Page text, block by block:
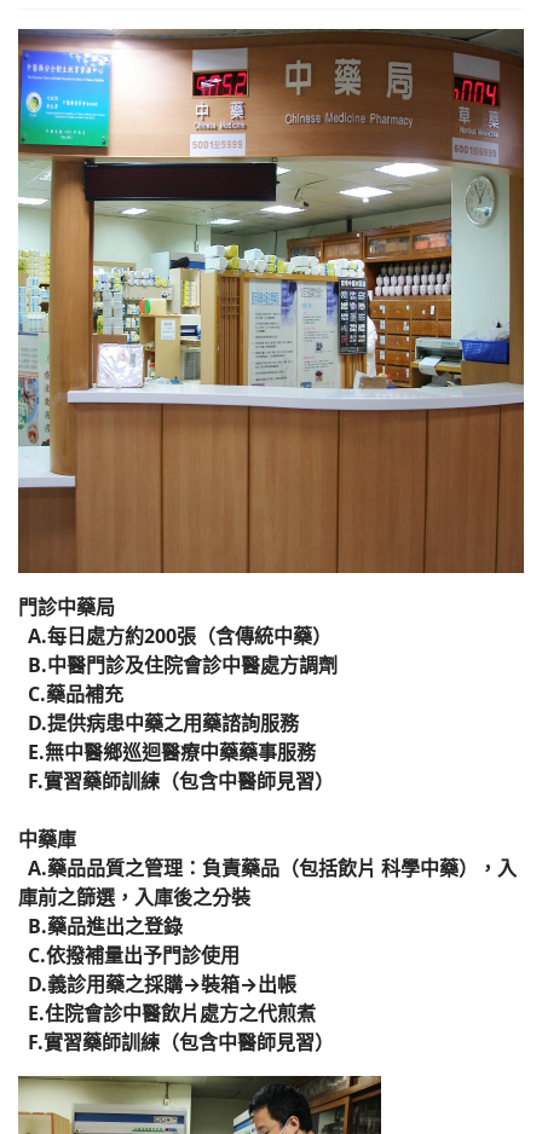
藥品異動
榮譽榜
醫療團隊(all)文章對應模組
藥委會公告
門診中藥局
A.每日處方約200張（含傳統中藥）
B.中醫門診及住院會診中醫處方調劑
C.藥品補充
D.提供病患中藥之用藥諮詢服務
E.無中醫鄉巡迴醫療中藥藥事服務
F.實習藥師訓練（包含中醫師見習）
中藥庫
A.藥品品質之管理：負責藥品（包括飲片 科學中藥），入
庫前之篩選，入庫後之分裝
B.藥品進出之登錄
C.依撥補量出予門診使用
D.義診用藥之採購→裝箱→出帳
E.住院會診中醫飲片處方之代煎煮
F.實習藥師訓練（包含中醫師見習）